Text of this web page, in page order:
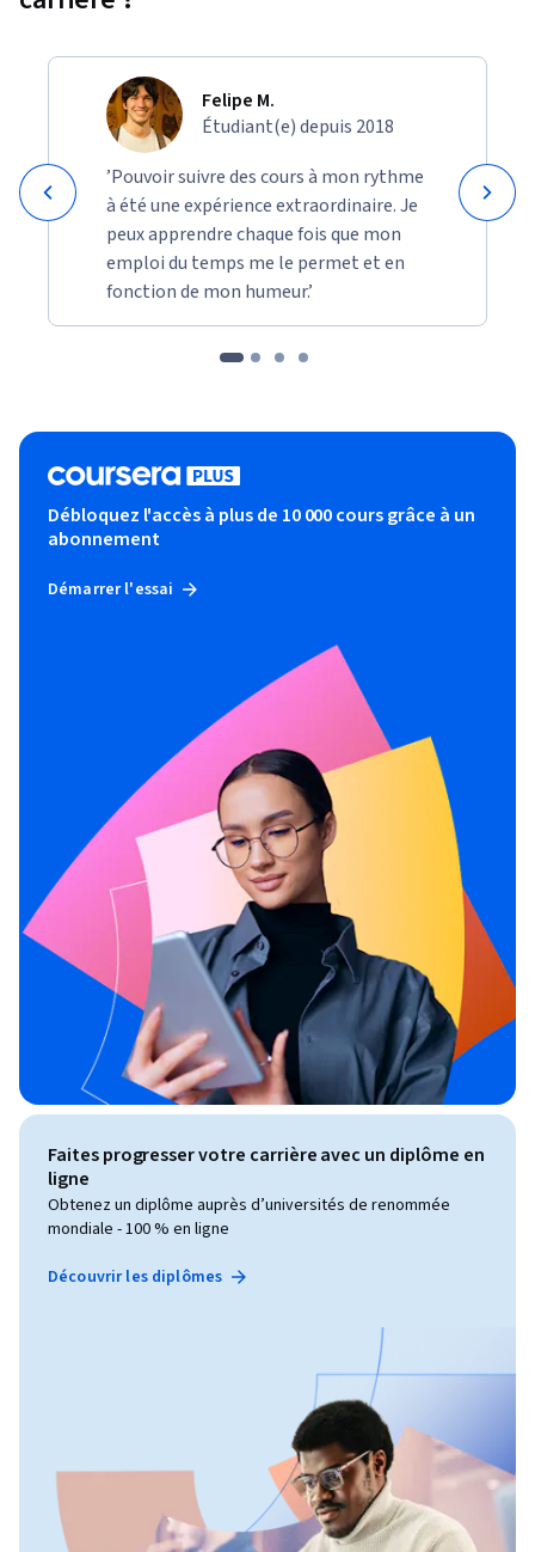
Felipe M.
Étudiant(e) depuis 2018
’Pouvoir suivre des cours à mon rythme
à été une expérience extraordinaire. Je
peux apprendre chaque fois que mon
emploi du temps me le permet et en
fonction de mon humeur.’
Débloquez l'accès à plus de 10 000 cours grâce à un
abonnement
Démarrer l'essai
Faites progresser votre carrière avec un diplôme en
ligne
Obtenez un diplôme auprès d’universités de renommée
mondiale - 100 % en ligne
Découvrir les diplômes